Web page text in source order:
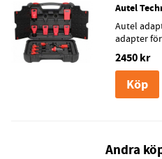
Autel
Autel
adapter
2450 kr
Köp
Andra